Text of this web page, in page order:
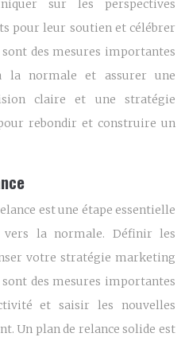
sur les perspectives
pour leur soutien et célébrer
des mesures importantes
normale et assurer une
claire et une stratégie
rebondir et construire un
est une étape essentielle
la normale. Définir les
votre stratégie marketing
des mesures importantes
et saisir les nouvelles
Un plan de relance solide est